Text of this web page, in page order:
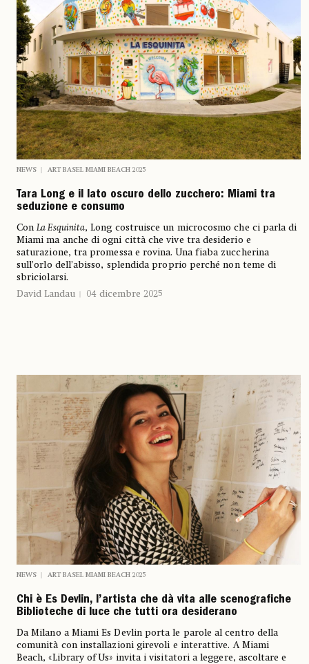
NEWS ART BASEL MIAMI BEACH 2025
Tara Long e il lato oscuro dello zucchero: Miami tra
seduzione e consumo
ConLa Esquinita, Long costruisce un microcosmo che ci parla di
Miami ma anche di ogni città che vive tra desiderio e
saturazione, tra promessa e rovina. Una fiaba zuccherina
sull’orlo dell’abisso, splendida proprio perché non teme di
sbriciolarsi.
David Landau
04 dicembre 2025
NEWS ART BASEL MIAMI BEACH 2025
Chi è Es Devlin, l’artista che dà vita alle scenografiche
Biblioteche di luce che tutti ora desiderano
Da Milano a Miami Es Devlin porta le parole al centro della
comunità con installazioni girevoli e interattive. A Miami
Beach, «Library of Us» invita i visitatori a leggere, ascoltare e